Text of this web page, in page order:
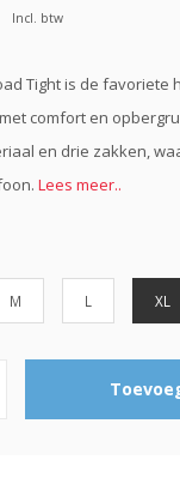
Incl. btw
Tight is de
comfort en
en drie zakken,
Lees meer..
M L XL